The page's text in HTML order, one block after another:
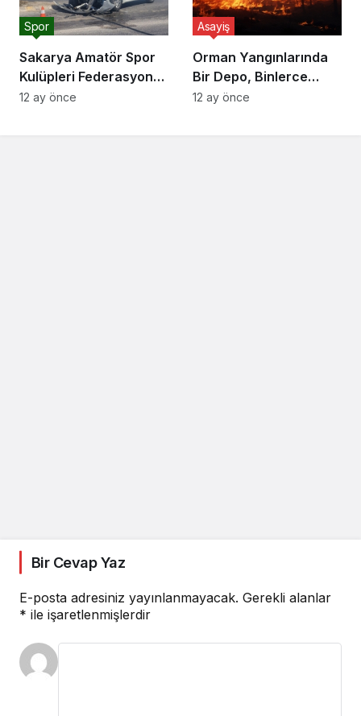
Sakarya Amatör Spor
Kulüpleri Federasyonu
(ASKF) Başkanı Yaşar
Spor
12 ay önce
Orman Yangınlarında
Bir Depo, Binlerce
Hektarı Kurtarabilir
Asayiş
12 ay önce
Bir Cevap Yaz
E-posta adresiniz yayınlanmayacak. Gerekli alanlar
* ile işaretlenmişlerdir